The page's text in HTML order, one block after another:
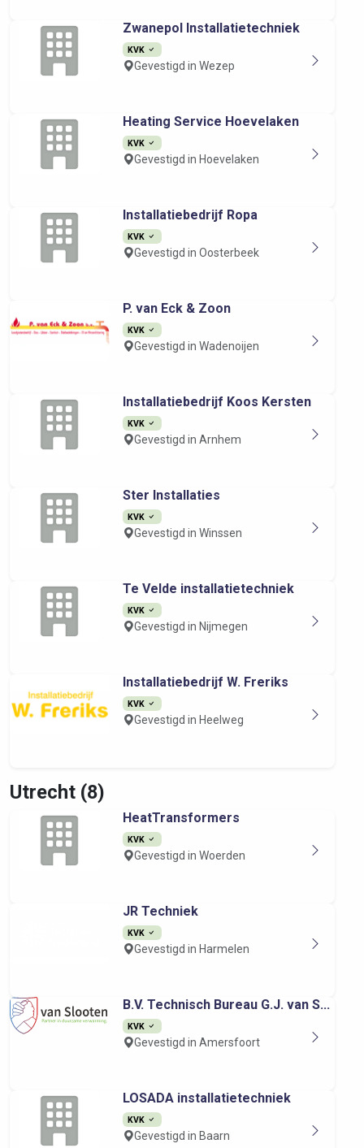
Zwanepol Installatietechniek
KVK
Gevestigd in Wezep
Heating Service Hoevelaken
KVK
Gevestigd in Hoevelaken
Installatiebedrijf Ropa
KVK
Gevestigd in Oosterbeek
P. van Eck & Zoon
KVK
Gevestigd in Wadenoijen
Installatiebedrijf Koos Kersten
KVK
Gevestigd in Arnhem
Ster Installaties
KVK
Gevestigd in Winssen
Te Velde installatietechniek
KVK
Gevestigd in Nijmegen
Installatiebedrijf W. Freriks
KVK
Gevestigd in Heelweg
Utrecht (8)
HeatTransformers
KVK
Gevestigd in Woerden
JR Techniek
KVK
Gevestigd in Harmelen
B.V. Technisch Bureau G.J. van S...
KVK
Gevestigd in Amersfoort
LOSADA installatietechniek
KVK
Gevestigd in Baarn